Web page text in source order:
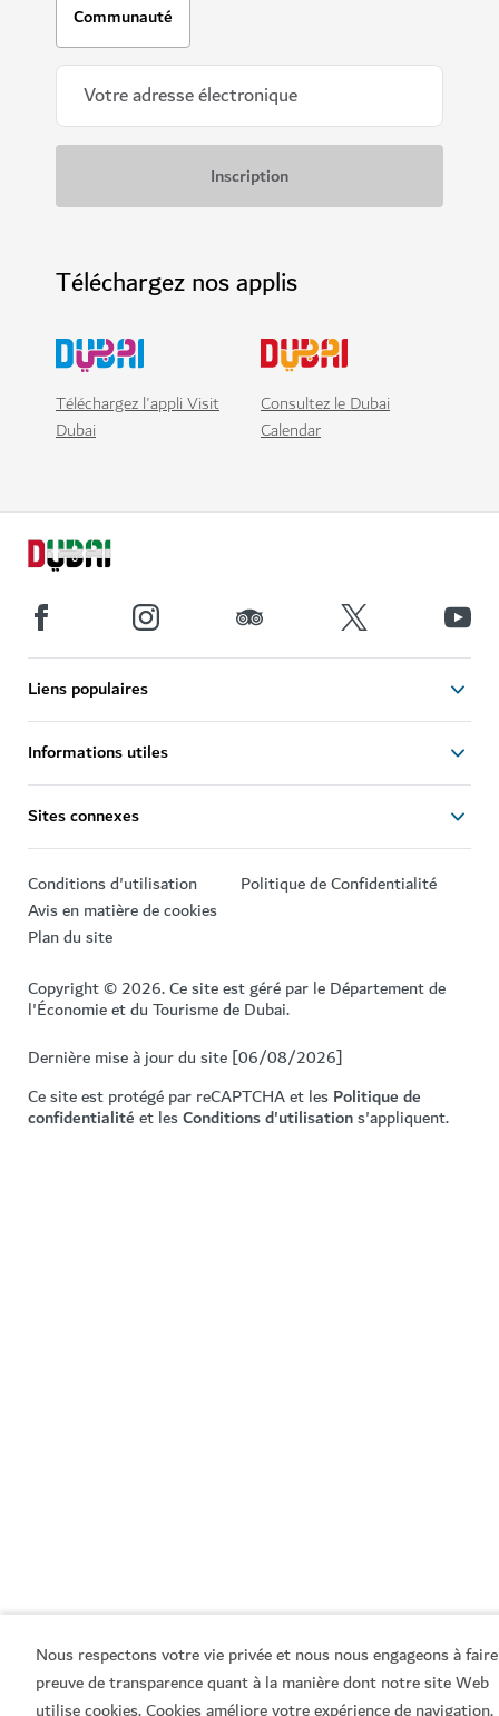
Nous respectons votre vie privée et nous nous engageons à faire
preuve de transparence quant à la manière dont notre site Web
utilise cookies. Cookies améliore votre expérience de navigation.
Communauté
Téléchargez nos applis
Téléchargez l'appli Visit
Dubai
Consultez le Dubai
Calendar
Liens populaires
Informations utiles
Sites connexes
Conditions d'utilisation
Politique de Confidentialité
Avis en matière de cookies
Plan du site
Copyright © 2026. Ce site est géré par le Département de
l'Économie et du Tourisme de Dubai.
Dernière mise à jour du site [06/08/2026]
Ce site est protégé par reCAPTCHA et lesPolitique de
confidentialitéet lesConditions d'utilisations'appliquent.